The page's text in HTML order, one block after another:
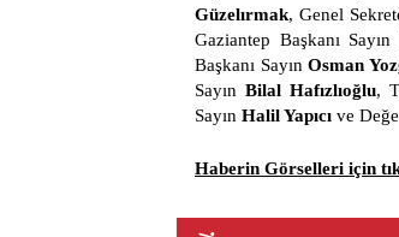
Güzelırmak, Genel
Gaziantep Başkanı Sayın
Başkanı Sayın Osman
Sayın Bilal Hafızlıoğlu,
Sayın Halil Yapıcı ve
Haberin Görselleri için